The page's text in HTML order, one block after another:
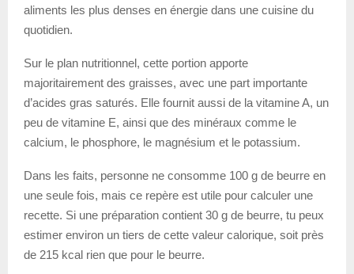
aliments les plus denses en énergie dans une cuisine du
quotidien.
Sur le plan nutritionnel, cette portion apporte
majoritairement des graisses, avec une part importante
d’acides gras saturés. Elle fournit aussi de la vitamine A, un
peu de vitamine E, ainsi que des minéraux comme le
calcium, le phosphore, le magnésium et le potassium.
Dans les faits, personne ne consomme 100 g de beurre en
une seule fois, mais ce repère est utile pour calculer une
recette. Si une préparation contient 30 g de beurre, tu peux
estimer environ un tiers de cette valeur calorique, soit près
de 215 kcal rien que pour le beurre.